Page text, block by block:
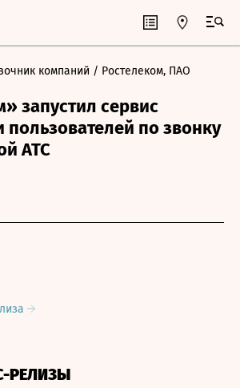
компаний / Ростелеком, ПАО
запустил сервис
пользователей по звонку
АТС
РЕЛИЗЫ